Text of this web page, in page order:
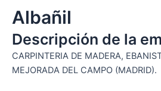
Albañil
Descripción de la
CARPINTERIA DE MADERA,
MEJORADA DEL CAMPO (MADRID).